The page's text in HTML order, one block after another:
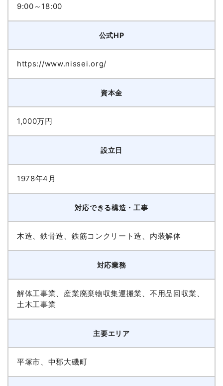
9:00～18:00
公式HP
https://www.nissei.org/
資本金
1,000万円
設立日
1978年4月
対応できる構造・工事
木造、鉄骨造、鉄筋コンクリート造、内装解体
対応業務
解体工事業、産業廃棄物収集運搬業、不用品回収業、
土木工事業
主要エリア
平塚市、中郡大磯町